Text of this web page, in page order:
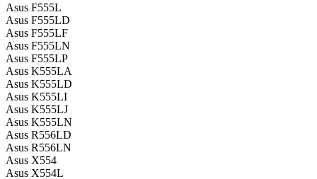
Asus F555L
Asus F555LD
Asus F555LF
Asus F555LN
Asus F555LP
Asus K555LA
Asus K555LD
Asus K555LI
Asus K555LJ
Asus K555LN
Asus R556LD
Asus R556LN
Asus X554
Asus X554L